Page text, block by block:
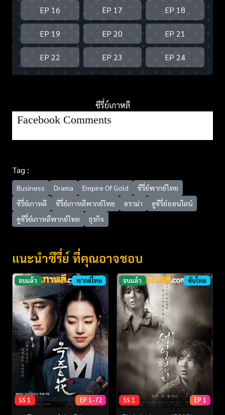
EP 16 EP 17 EP 18
EP 19 EP 20 EP 21
EP 22 EP 23 EP 24
ซีรี่ย์เกาหลี
Facebook Comments
Tag :
Business Drama Empire Of Gold
ซีรี่ย์พากย์ไทย
ซีรี่ย์เกาหลี
ซีรี่ย์เกาหลีพากย์ไทย ดราม่า
ดูซีรี่ย์ออนไลน์
ดูซีรี่ย์เกาหลีพากย์ไทย
ธุรกิจ
แนะนำซีรี่ย์ ที่คุณอาจชอบ
จบแล้ว พากย์ไทย
SS 1 EP 1-72
จบแล้ว ซับไทย
SS 1 EP 1